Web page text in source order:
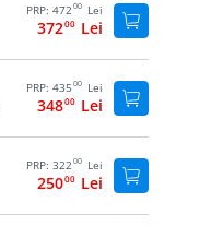
PRP: 47200 Lei
37200 Lei
PRP: 435 00 Lei
34800 Lei
PRP: 32200 Lei
25000 Lei